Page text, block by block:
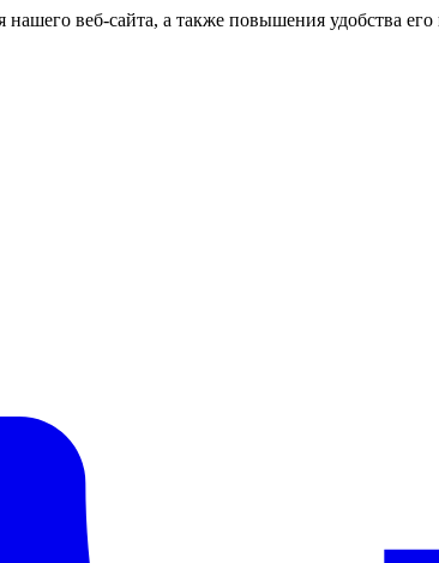
нашего веб-сайта, а также повышения удобства